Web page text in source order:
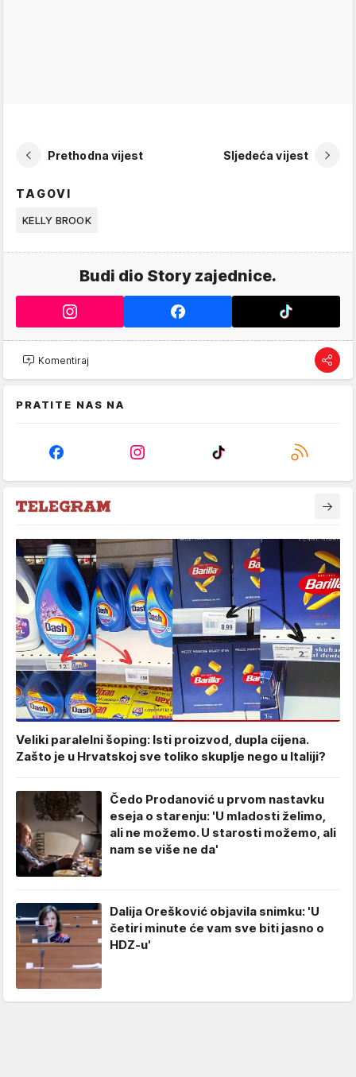
Prethodna vijest Sljedeća vijest
TAGOVI
KELLY BROOK
Budi dio Story zajednice.
Komentiraj
PRATITE NAS NA
Veliki paralelni šoping: Isti proizvod, dupla cijena.
Zašto je u Hrvatskoj sve toliko skuplje nego u Italiji?
Čedo Prodanović u prvom nastavku
eseja o starenju: 'U mladosti želimo,
ali ne možemo. U starosti možemo, ali
nam se više ne da'
Dalija Orešković objavila snimku: 'U
četiri minute će vam sve biti jasno o
HDZ-u'